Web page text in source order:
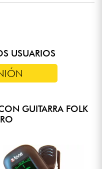
tipo de traste Small
4.29 cm
- 2,13
Martin con botones
Martin
USUARIOS
GUITARRA FOLK